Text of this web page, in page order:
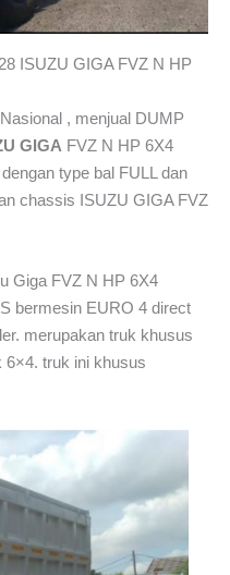
ISUZU GIGA FVZ N HP
, menjual DUMP
GIGA FVZ N HP 6X4
type bal FULL dan
chassis ISUZU GIGA FVZ
Giga FVZ N HP 6X4
bermesin EURO 4 direct
merupakan truk khusus
6×4. truk ini khusus